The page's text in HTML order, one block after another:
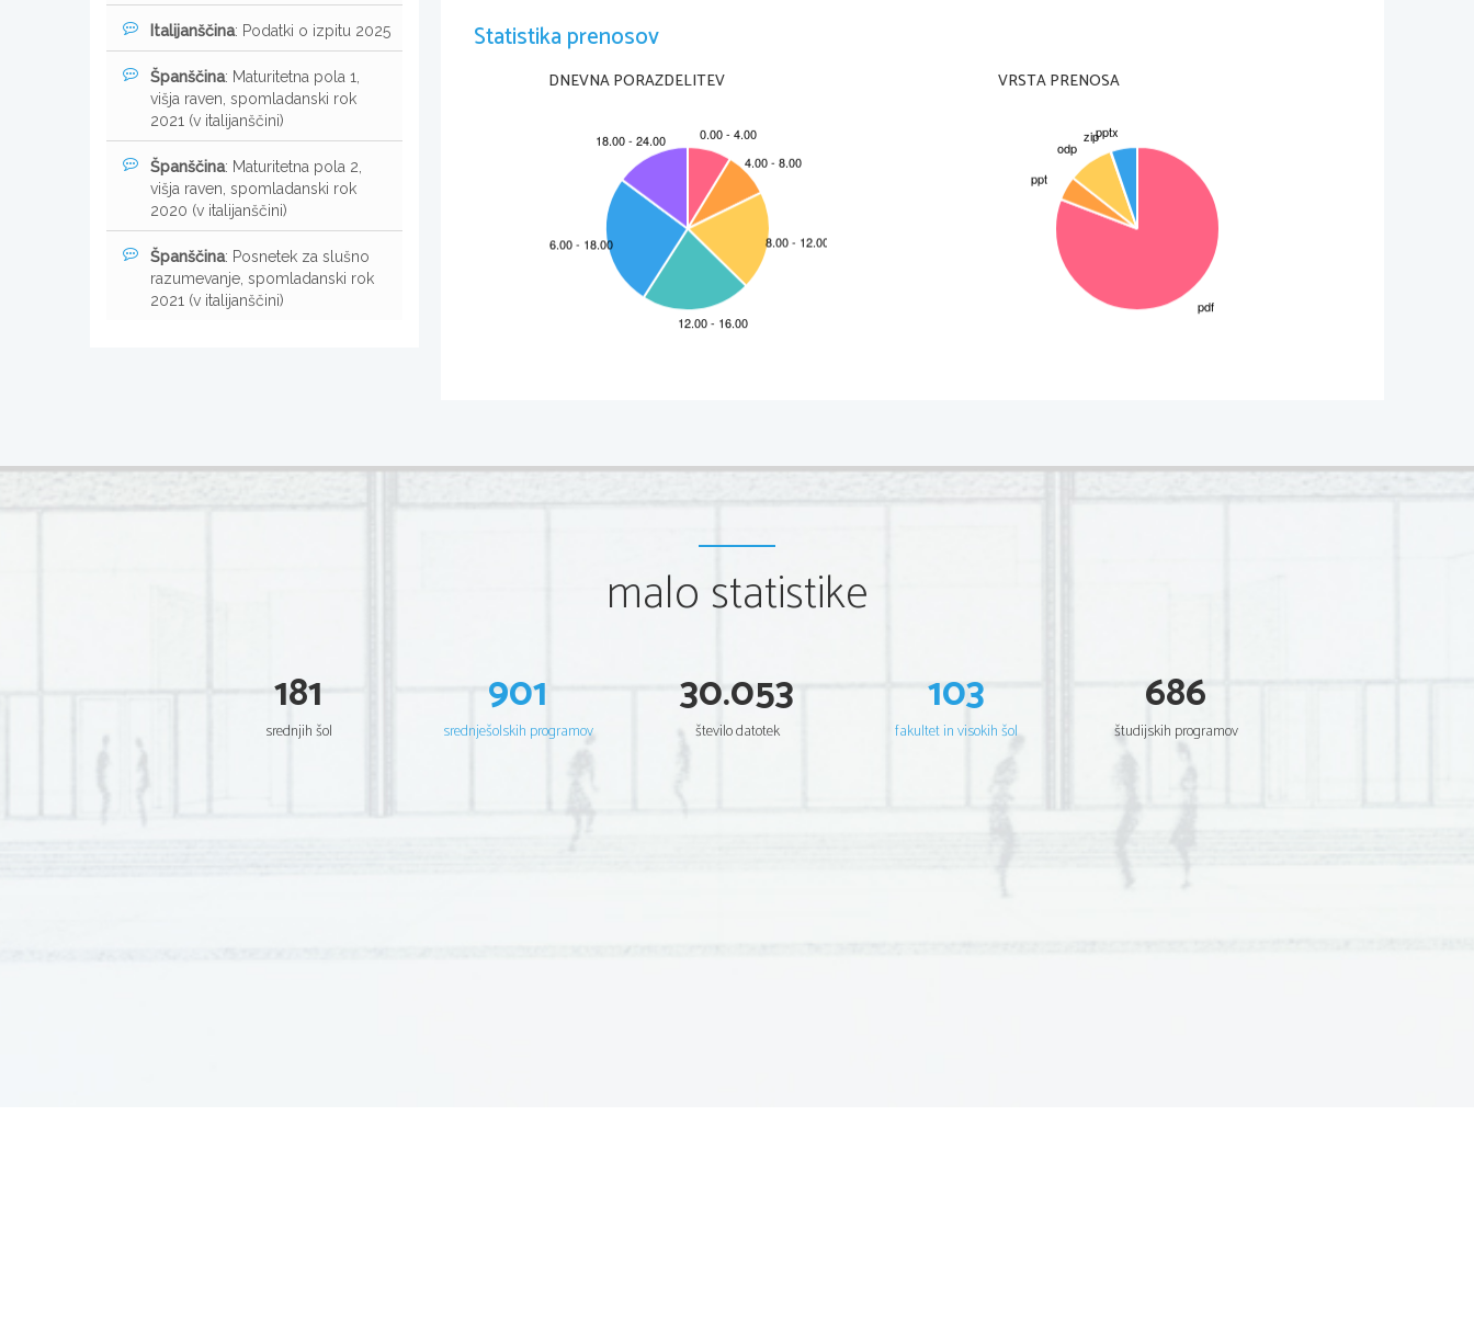
•
Red:testudines (želve)
Razmnoževanje
Samica odlaga jajca na obali
Statistika prenosov
DNEVNA PORAZDELITEV VRSTA PRENOSA
Italijanščina: Podatki o izpitu 2025
Španščina: Maturitetna pola 1,
višja raven, spomladanski rok
2021 (v italijanščini)
Španščina: Maturitetna pola 2,
višja raven, spomladanski rok
2020 (v italijanščini)
Španščina: Posnetek za slušno
razumevanje, spomladanski rok
2021 (v italijanščini)
malo statistike
181
srednjih šol
901
srednješolskih programov
30.053
število datotek
103
fakultet in visokih šol
686
študijskih programov